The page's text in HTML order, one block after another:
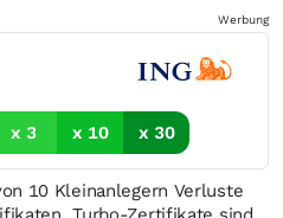
Werbung
x 3 x 10 x 30
10 Kleinanlegern Verluste